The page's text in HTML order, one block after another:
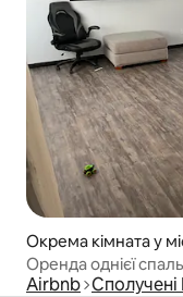
Окрема кімната у
Оренда однієї
Airbnb